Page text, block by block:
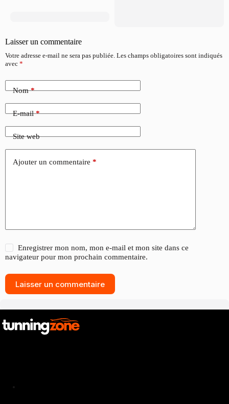
Laisser un commentaire
Votre adresse e-mail ne sera pas publiée. Les champs obligatoires sont indiqués
avec *
Nom*
E-mail*
Site web
Ajouter un commentaire *
Enregistrer mon nom, mon e-mail et mon site dans ce
navigateur pour mon prochain commentaire.
Laisser un commentaire